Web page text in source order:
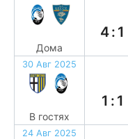
Дома
4:1
30 Авг 2025
В гостях
1:1
24 Авг 2025